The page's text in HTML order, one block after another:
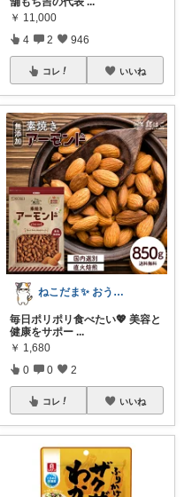
￥ 11,000
4 2 946
コレ いいね
ねこだま✨ おうち時間充実ROOM🐾
毎日ポリポリ食べたい💖 美容と
健康をサポー ...
￥ 1,680
0 0 2
コレ いいね